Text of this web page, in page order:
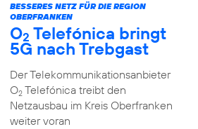
BESSERES NETZ FÜR DIE REGION
OBERFRANKEN
O2 Telefónica bringt
5G nach Trebgast
Der Telekommunikationsanbieter
O2Telefónica treibt den
Netzausbau im Kreis Oberfranken
weiter voran